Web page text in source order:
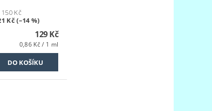
150 Kč
Kč (–14 %)
129 Kč
0,86 Kč / 1 ml